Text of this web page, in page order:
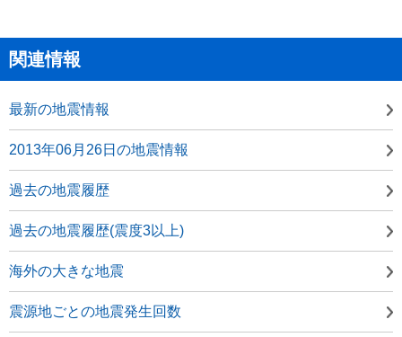
関連情報
最新の地震情報
2013年06月26日の地震情報
過去の地震履歴
過去の地震履歴(震度3以上)
海外の大きな地震
震源地ごとの地震発生回数